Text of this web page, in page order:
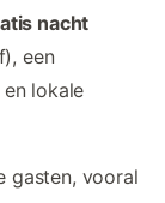
nacht
een
lokale
gasten, vooral